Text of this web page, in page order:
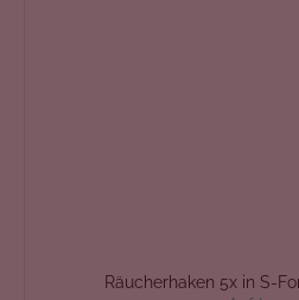
Räucherhaken 5x in S-